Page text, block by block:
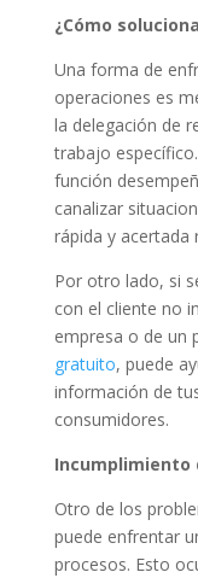
¿Cómo
Una forma de
operaciones es
la delegación de
trabajo
función
canalizar
rápida y acertada
Por otro lado, si
con el cliente no
empresa o de un
gratuito, puede
información de
consumidores.
Incumplimiento
Otro de los
puede enfrentar
procesos. Esto